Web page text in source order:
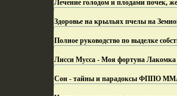
Лечение голодом и плодами почек,
Здоровье на крыльях пчелы на
Полное руководство по выделке
Лисси Мусса - Моя фортуна Лакомка
Сон - тайны и парадоксы ФППО